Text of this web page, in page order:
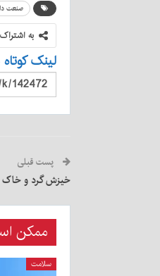
صنعت
به
لینک
پست قبلی
خیزش گرد و خاک و
ممکن
سلامت